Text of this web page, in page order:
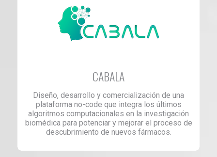
CABALA
Diseño, desarrollo y comercialización de una
plataforma no-code que integra los últimos
algoritmos computacionales en la investigación
biomédica para potenciar y mejorar el proceso de
descubrimiento de nuevos fármacos.